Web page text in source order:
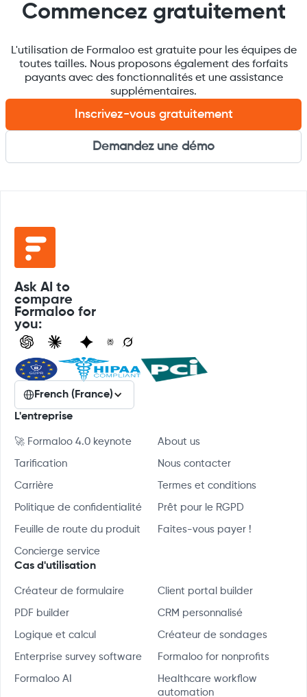
Commencez gratuitement
L'utilisation de Formaloo est gratuite pour les équipes de
toutes tailles. Nous proposons également des forfaits
payants avec des fonctionnalités et une assistance
supplémentaires.
Inscrivez-vous gratuitement
Demandez une démo
Ask AI to
compare
Formaloo for
you:
French (France)
L'entreprise
🚀 Formaloo 4.0 keynote About us
Tarification Nous contacter
Carrière Termes et conditions
Politique de confidentialité Prêt pour le RGPD
Feuille de route du produit Faites-vous payer !
Concierge service
Cas d'utilisation
Créateur de formulaire Client portal builder
PDF builder CRM personnalisé
Logique et calcul Créateur de sondages
Enterprise survey software Formaloo for nonprofits
Formaloo AI
Healthcare workflow
automation